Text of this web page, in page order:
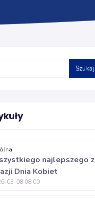
Szukaj
najlepszego z
Dnia Kobiet
03-08 08:00